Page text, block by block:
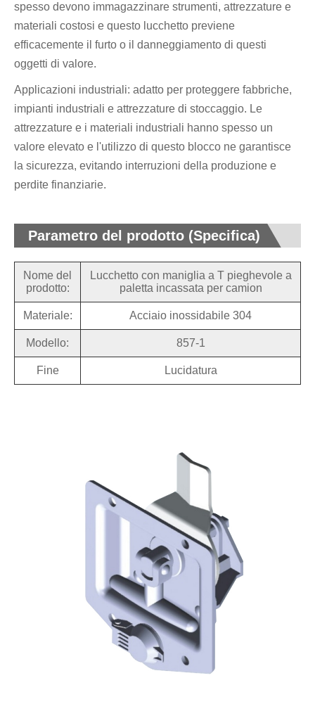
spesso devono immagazzinare strumenti, attrezzature e
materiali costosi e questo lucchetto previene
efficacemente il furto o il danneggiamento di questi
oggetti di valore.
Applicazioni industriali: adatto per proteggere fabbriche,
impianti industriali e attrezzature di stoccaggio. Le
attrezzature e i materiali industriali hanno spesso un
valore elevato e l'utilizzo di questo blocco ne garantisce
la sicurezza, evitando interruzioni della produzione e
perdite finanziarie.
Parametro del prodotto (Specifica)
Nome del
prodotto:
Lucchetto con maniglia a T pieghevole a
paletta incassata per camion
Materiale: Acciaio inossidabile 304
Modello: 857-1
Fine Lucidatura